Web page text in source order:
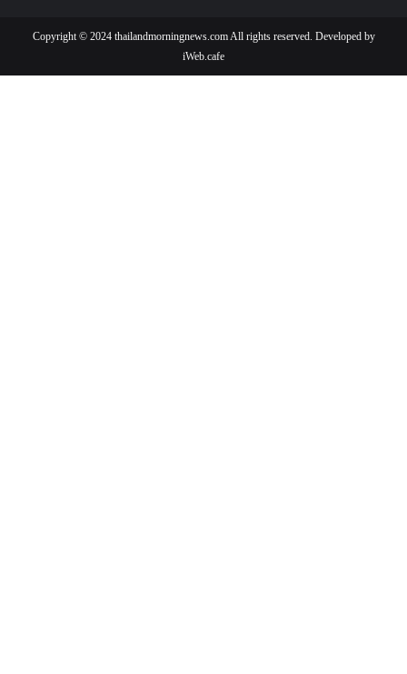
Copyright © 2024 thailandmorningnews.com All rights reserved. Developed by
iWeb.cafe